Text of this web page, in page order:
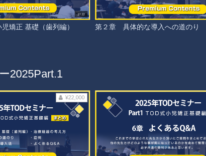
27:22
矯正 基礎（歯列編） 第２章 具体的な導入への道のり
2025Part.1
¥22,000